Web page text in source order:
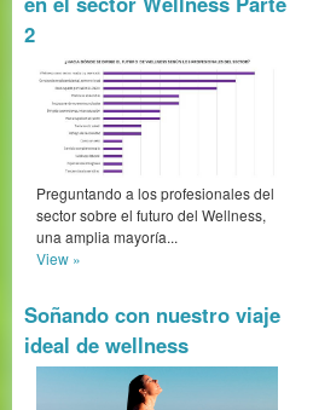
2
Preguntando a los profesionales del
sector sobre el futuro del Wellness,
una amplia mayoría...
View »
Soñando con nuestro viaje
ideal de wellness